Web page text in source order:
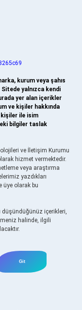
kurum veya şahıs
yalnızca kendi
yer alan içerikler
ve kişiler hakkında
kişiler ile isim
bilgiler taslak
ve İletişim Kurumu
hizmet vermektedir.
veya araştırma
yazdıkları
üye olarak bu
düşündüğünüz içerikleri,
halinde, ilgili